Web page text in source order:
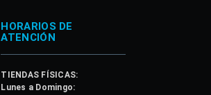
HORARIOS DE
ATENCIÓN
TIENDAS FÍSICAS:
Lunes a Domingo: